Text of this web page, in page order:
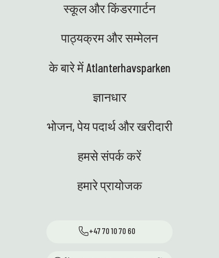
स्कूल और किंडरगार्टन
पाठ्यक्रम और सम्मेलन
के बारे में Atlanterhavsparken
ज्ञानधार
भोजन, पेय पदार्थ और खरीदारी
हमसे संपर्क करें
हमारे प्रायोजक
+47 70 10 70 60